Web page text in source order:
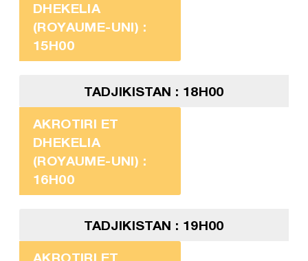
DHEKELIA
(ROYAUME-UNI) :
15H00
TADJIKISTAN : 18H00
AKROTIRI ET
DHEKELIA
(ROYAUME-UNI) :
16H00
TADJIKISTAN : 19H00
AKROTIRI ET